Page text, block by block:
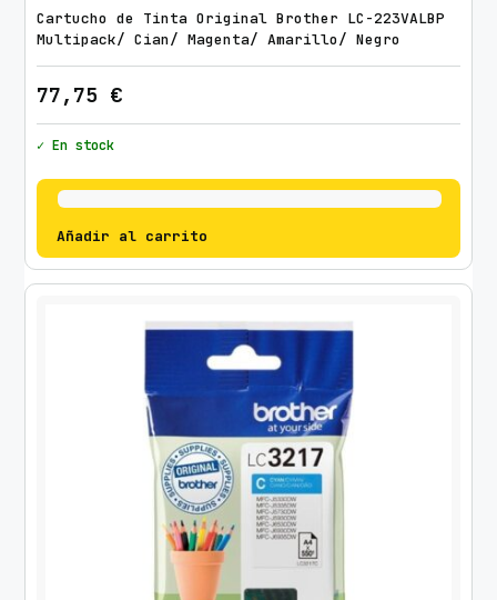
Cartucho de Tinta Original Brother LC-223VALBP
Multipack/ Cian/ Magenta/ Amarillo/ Negro
77,75 €
✓ En stock
Añadir al carrito